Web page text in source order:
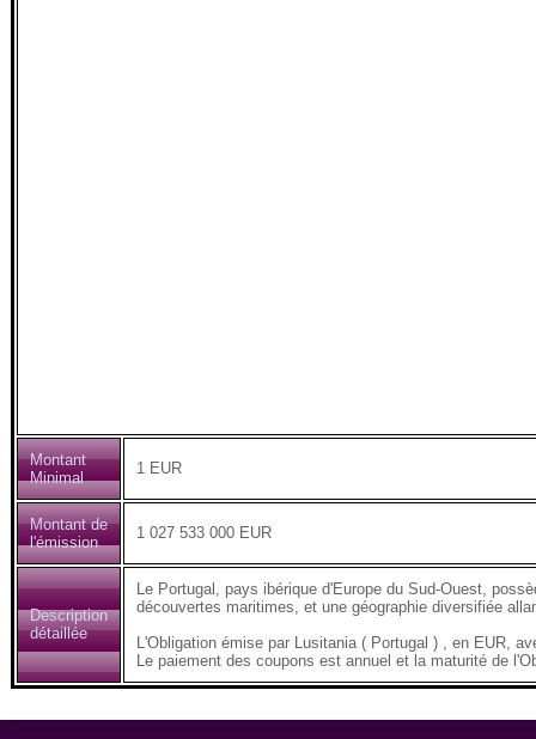
Montant
Minimal
1 EUR
Montant de
l'émission
1 027 533 000 EUR
Description
détaillée
Le Portugal, pays ibérique d'Europe du Sud-Ouest,
découvertes maritimes, et une géographie diversifiée
L'Obligation émise par Lusitania ( Portugal ) , en EUR,
Le paiement des coupons est annuel et la maturité de